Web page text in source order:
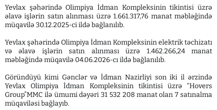
Yevlax şəhərində Olimpiya İdman Kompleksinin tikintisi üzrə
əlavə işlərin satın alınması üzrə 1.661.317,76 manat məbləğində
müqavilə 30.12.2025-ci ildə bağlanılıb.
Yevlax şəhərində Olimpiya İdman Kompleksinin elektrik təchizatı
və əlavə işlərin satın alınması üzrə 1.462.266,24 manat
məbləğində müqavilə 04.06.2026-cı ildə bağlanılıb.
Göründüyü kimi Gənclər və İdman Nazirliyi son iki il ərzində
Yevlax Olimpiya İdman Kompleksinin tikintisi üzrə “Hovers
Group”MMC ilə ümumi dəyəri 31 532 208 manat olan 7 satınalma
müqaviləsi bağlayıb.